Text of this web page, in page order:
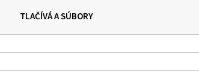
TLAČÍVÁ A SÚBORY